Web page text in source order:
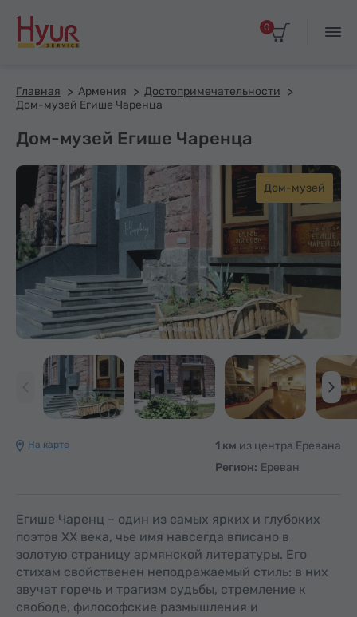
0
Главная Армения
Достопримечательности
Дом-музей Егише Чаренца
Дом-музей Егише Чаренца
Дом-музей
На карте 1 км из центра Еревана
Регион: Ереван
Егише Чаренц – один из самых ярких и глубоких
поэтов XX века, чье имя навсегда вписано в
золотую страницу армянской литературы. Его
стихам свойственен неподражаемый стиль: в них
звучат горечь и трагизм судьбы, стремление к
свободе, философские размышления и